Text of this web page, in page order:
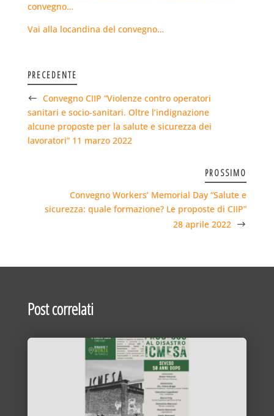
convegno…
Vai alla locandina del convegno…
PRECEDENTE
Convegno CIIP “Violenze contro operatori
sanitari e socio-sanitari. Oltre l’indignazione
alcune proposte per la salute e sicurezza dei
lavoratori” 11 marzo 2022
PROSSIMO
Convegno Workers’ Memorial Day “Salute e
sicurezza: quale formazione? Le proposte di CIIP”
28 aprile 2022
Post correlati